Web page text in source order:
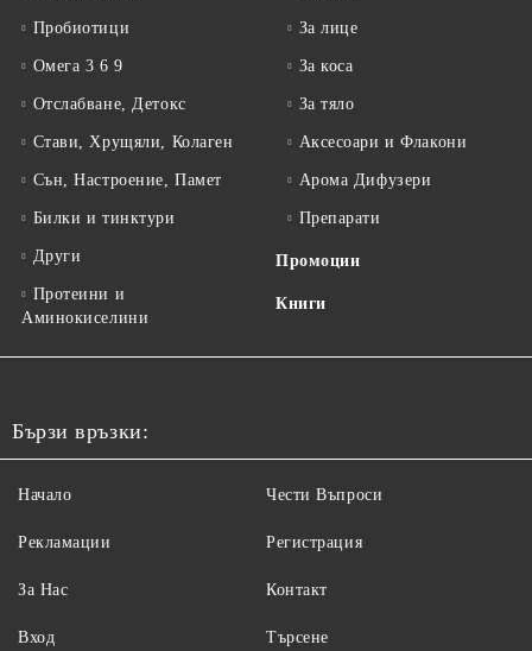
Пробиотици
Омега 3 6 9
Отслабване, Детокс
Стави, Хрущяли, Колаген
Сън, Настроение, Памет
Билки и тинктури
Други
Протеини и
Аминокиселини
За лице
За коса
За тяло
Аксесоари и Флакони
Арома Дифузери
Препарати
Промоции
Книги
Бързи връзки:
Начало
Рекламации
За Нас
Вход
Чести Въпроси
Регистрация
Контакт
Търсене